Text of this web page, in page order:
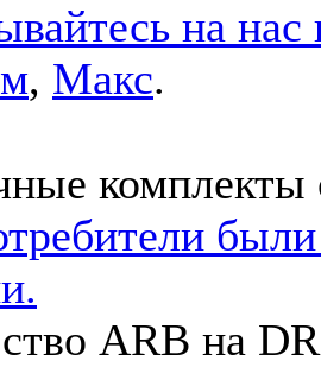
на
, Макс.
комплекты
ARB на